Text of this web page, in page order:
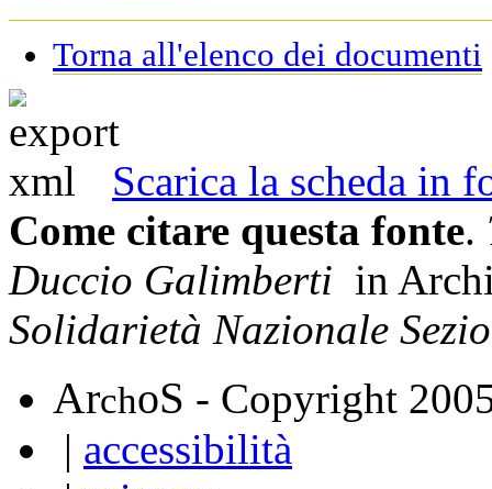
Torna all'elenco dei documenti
Scarica la scheda in
Come citare questa fonte.
Duccio Galimberti in
Solidarietà Nazionale
ArchoS - Copyright
| accessibilità